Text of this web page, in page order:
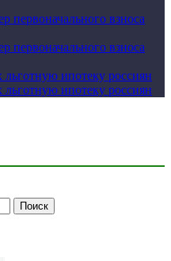
первоначального взноса
первоначального взноса
ипотеку россиян
ипотеку россиян